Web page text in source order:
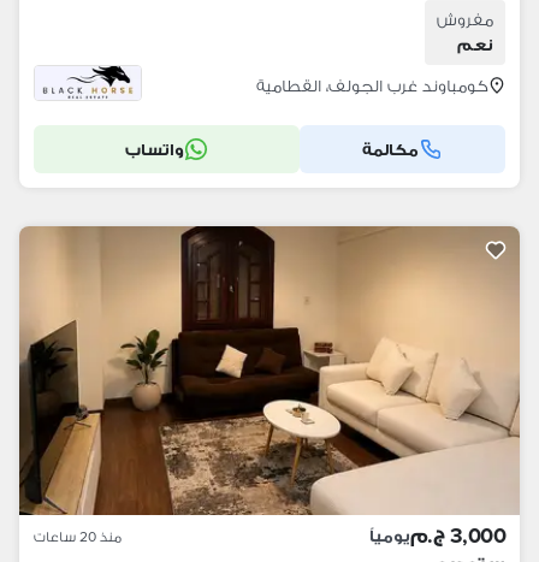
مفروش
نعم
كومباوند غرب الجولف، القطامية
مكالمة واتساب
3,000 ج.م يومياً منذ 20 ساعات